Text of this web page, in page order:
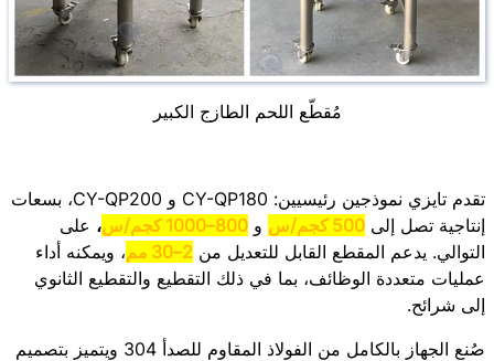
مُقطّع اللحم الطازج الكبير
تقدم تايزي نموذجين رئيسيين: CY-QP180 و CY-QP200، بسعات
إنتاجية تصل إلى 500 كجم/س و 800–1000 كجم/س ، على
التوالي. يدعم المقطع القابل للتعديل من 2–30 مم
، ويمكنه أداء
عمليات متعددة الوظائف، بما في ذلك التقطيع والتقطيع الثانوي
إلى شرائح.
صُنع الجهاز بالكامل من الفولاذ المقاوم للصدأ 304 ويتميز بتصميم